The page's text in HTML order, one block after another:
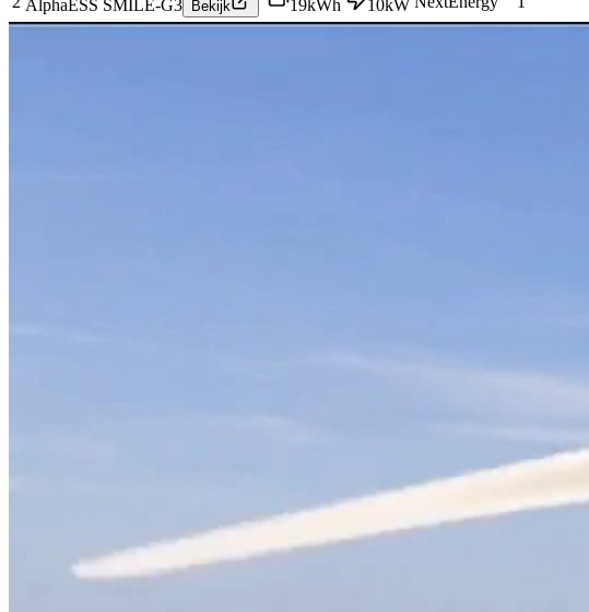
AlphaESS SMILE-G3 Bekijk 19kWh 10kW